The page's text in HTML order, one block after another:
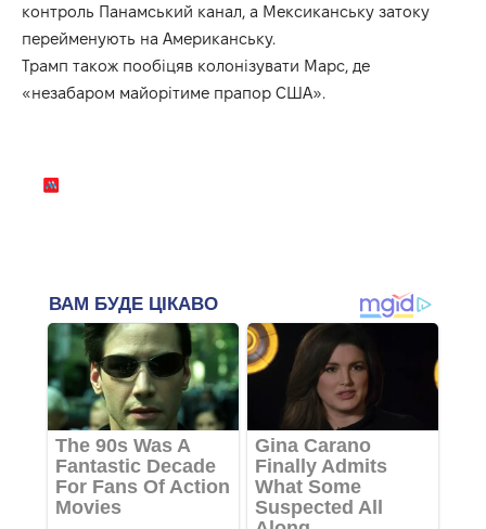
контроль Панамський канал, а Мексиканську затоку
перейменують на Американську.
Трамп також пообіцяв колонізувати Марс, де
«незабаром майорітиме прапор США».